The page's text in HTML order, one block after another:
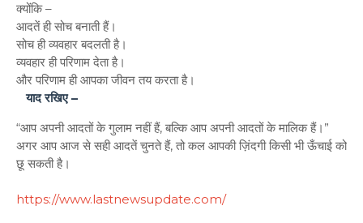
क्योंकि –
आदतें ही सोच बनाती हैं।
सोच ही व्यवहार बदलती है।
व्यवहार ही परिणाम देता है।
और परिणाम ही आपका जीवन तय करता है।
याद रखिए –
“आप अपनी आदतों के गुलाम नहीं हैं, बल्कि आप अपनी आदतों के मालिक हैं।”
अगर आप आज से सही आदतें चुनते हैं, तो कल आपकी ज़िंदगी किसी भी ऊँचाई को
छू सकती है।
https://www.lastnewsupdate.com/